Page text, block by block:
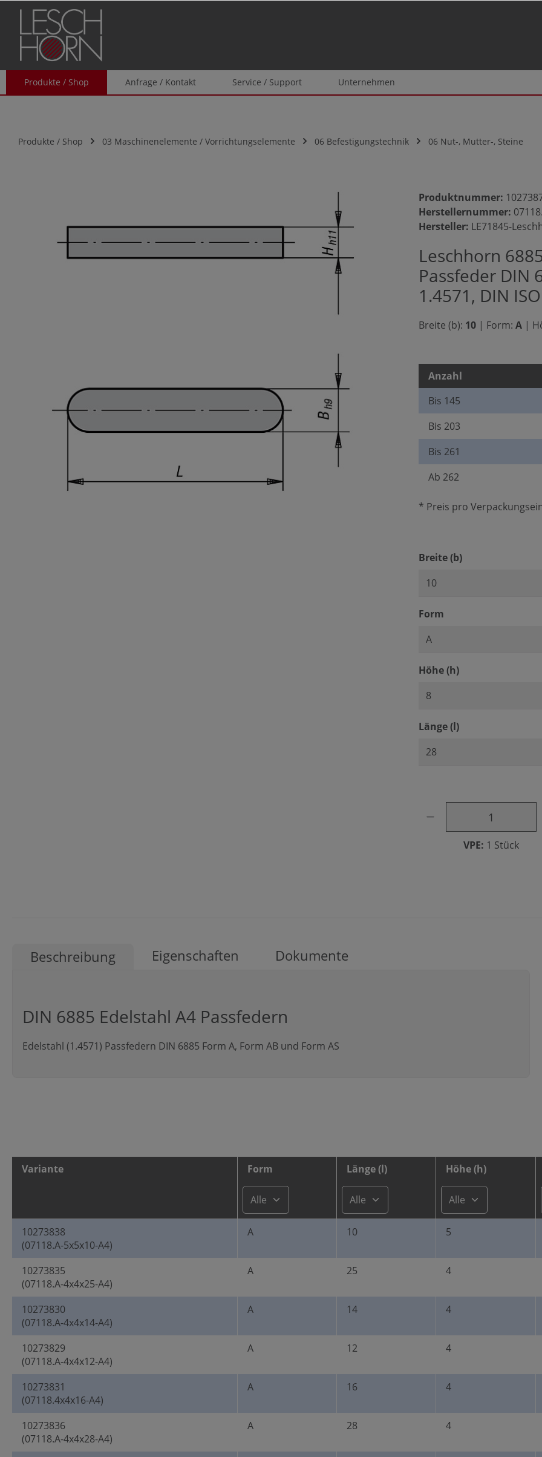
Zur Hauptnavigation springen
Produkte / Shop Anfrage / Kontakt Service / Support Unternehmen
Produkte / Shop 03 Maschinenelemente / Vorrichtungselemente 06 Befestigungstechnik 06 Nut-, Mutter-, Steine
Produktnummer:
Herstellernummer:
Hersteller: LE71845-
Leschhorn
Passfeder DIN
1.4571, DIN
Breite (b): 10 | Form: A |
Anzahl
Bis 145
Bis 203
Bis 261
Ab 262
* Preis pro
Breite (b)auswählen
Form
Höhe (h)auswählen
Länge (l)auswählen
Produkt Anzahl: Gib den
VPE: 1 Stück
Beschreibung Eigenschaften Dokumente
DIN 6885 Edelstahl A4 Passfedern
Edelstahl (1.4571) Passfedern DIN 6885 Form A, Form AB und Form AS
Variante Form Länge (l) Höhe (h)
10273838
(07118.A-5x5x10-A4)
A 10 5
10273835
(07118.A-4x4x25-A4)
A 25 4
10273830
(07118.A-4x4x14-A4)
A 14 4
10273829
(07118.A-4x4x12-A4)
A 12 4
10273831
(07118.4x4x16-A4)
A 16 4
10273836
(07118.A-4x4x28-A4)
A 28 4